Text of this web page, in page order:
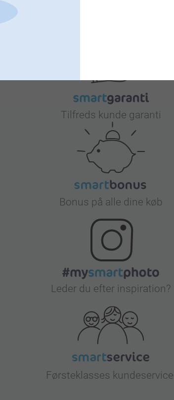
Tilfreds kunde garanti
Bonus på alle dine køb
Leder du efter inspiration?
Førsteklasses